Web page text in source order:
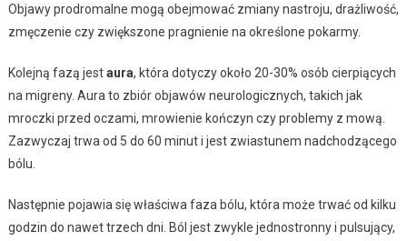
Objawy prodromalne mogą obejmować zmiany nastroju, drażliwość,
zmęczenie czy zwiększone pragnienie na określone pokarmy.
Kolejną fazą jestaura, która dotyczy około 20-30% osób cierpiących
na migreny. Aura to zbiór objawów neurologicznych, takich jak
mroczki przed oczami, mrowienie kończyn czy problemy z mową.
Zazwyczaj trwa od 5 do 60 minut i jest zwiastunem nadchodzącego
bólu.
Następnie pojawia się właściwa faza bólu, która może trwać od kilku
godzin do nawet trzech dni. Ból jest zwykle jednostronny i pulsujący,